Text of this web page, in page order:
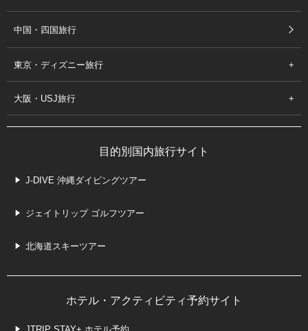
中国・四国旅行
東京・ディズニー旅行
大阪・USJ旅行
目的別国内旅行サイト
J-DIVE 沖縄ダイビングツアー
ジェイトリップ ゴルフツアー
北海道スキーツアー
ホテル・アクティビティ予約サイト